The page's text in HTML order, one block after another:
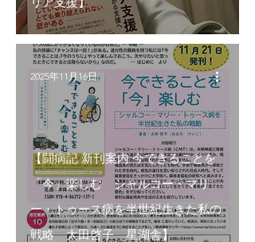
【闘病記 新刊案内 今できることを
「今」楽しむ シャルコー・マリ
ー・トゥース病を半世紀生きた私の
戦略 太田啓子 星湖舎】
2025年11月16日